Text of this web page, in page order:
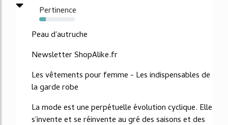
Pertinence
18%
Peau d'autruche
Newsletter ShopAlike.fr
Les vêtements pour femme - Les indispensables de
la garde robe
La mode est une perpétuelle évolution cyclique. Elle
s'invente et se réinvente au gré des saisons et des